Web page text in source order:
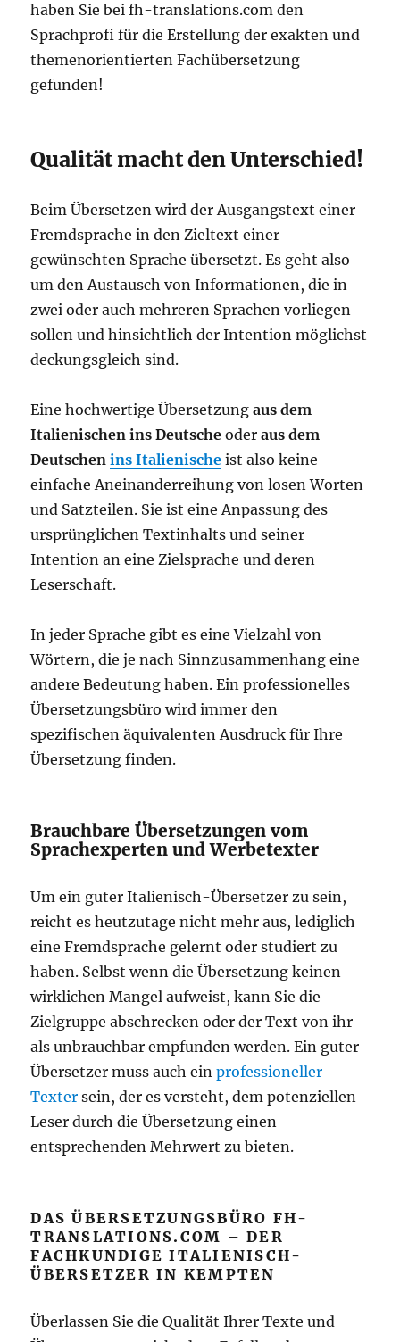
haben Sie bei fh-translations.com den
Sprachprofi für die Erstellung der exakten und
themenorientierten Fachübersetzung
gefunden!
Qualität macht den Unterschied!
Beim Übersetzen wird der Ausgangstext einer
Fremdsprache in den Zieltext einer
gewünschten Sprache übersetzt. Es geht also
um den Austausch von Informationen, die in
zwei oder auch mehreren Sprachen vorliegen
sollen und hinsichtlich der Intention möglichst
deckungsgleich sind.
Eine hochwertige Übersetzungaus dem
Italienischen ins Deutsche oderaus dem
Deutschenins Italienische ist also keine
einfache Aneinanderreihung von losen Worten
und Satzteilen. Sie ist eine Anpassung des
ursprünglichen Textinhalts und seiner
Intention an eine Zielsprache und deren
Leserschaft.
In jeder Sprache gibt es eine Vielzahl von
Wörtern, die je nach Sinnzusammenhang eine
andere Bedeutung haben. Ein professionelles
Übersetzungsbüro wird immer den
spezifischen äquivalenten Ausdruck für Ihre
Übersetzung finden.
Brauchbare Übersetzungen vom
Sprachexperten und Werbetexter
Um ein guter Italienisch-Übersetzer zu sein,
reicht es heutzutage nicht mehr aus, lediglich
eine Fremdsprache gelernt oder studiert zu
haben. Selbst wenn die Übersetzung keinen
wirklichen Mangel aufweist, kann Sie die
Zielgruppe abschrecken oder der Text von ihr
als unbrauchbar empfunden werden. Ein guter
Übersetzer muss auch einprofessioneller
Texter sein, der es versteht, dem potenziellen
Leser durch die Übersetzung einen
entsprechenden Mehrwert zu bieten.
DAS ÜBERSETZUNGSBÜRO FH-
TRANSLATIONS.COM – DER
FACHKUNDIGE ITALIENISCH-
ÜBERSETZER IN KEMPTEN
Überlassen Sie die Qualität Ihrer Texte und